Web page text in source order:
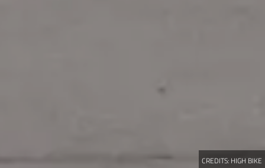
CREDITS: HIGH BIKE